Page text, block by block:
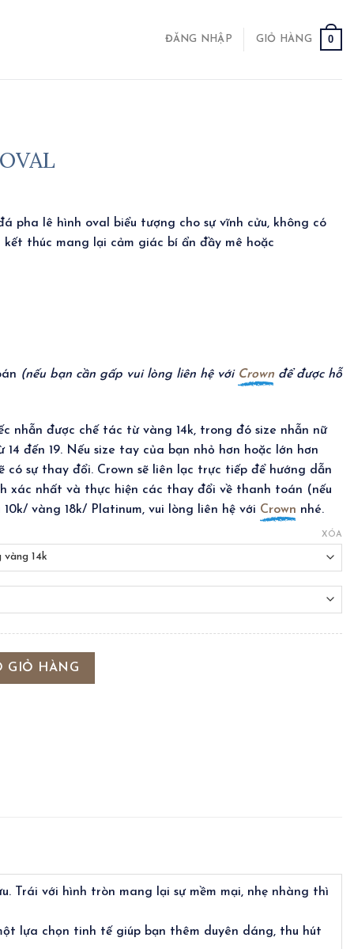
ĐĂNG NHẬP GIỎ HÀNG 0
pha lê hình oval biểu tượng cho sự vĩnh cửu, không có
thúc mang lại cảm giác bí ẩn đầy mê hoặc
(nếu bạn cần gấp vui lòng liên hệ với Crownđể được hỗ
nhẫn được chế tác từ vàng 14k, trong đó size nhẫn nữ
14 đến 19. Nếu size tay của bạn nhỏ hơn hoặc lớn hơn
có sự thay đổi. Crown sẽ liên lạc trực tiếp để hướng dẫn
xác nhất và thực hiện các thay đổi về thanh toán (nếu
vàng 18k/ Platinum, vui lòng liên hệ với Crown nhé.
XÓA
GIỎ HÀNG
Trái với hình tròn mang lại sự mềm mại, nhẹ nhàng thì
lựa chọn tinh tế giúp bạn thêm duyên dáng, thu hút